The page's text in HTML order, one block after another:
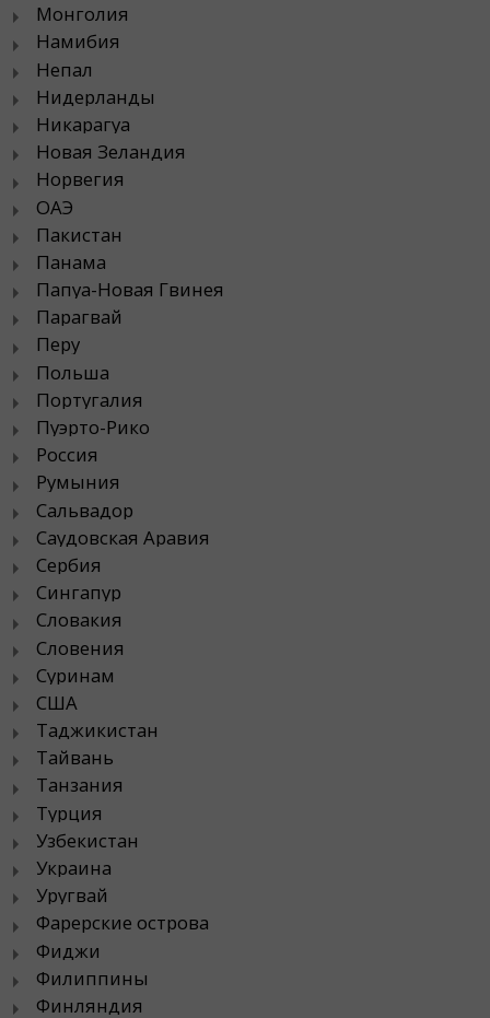
Монголия
Намибия
Непал
Нидерланды
Никарагуа
Новая Зеландия
Норвегия
ОАЭ
Пакистан
Панама
Папуа-Новая Гвинея
Парагвай
Перу
Польша
Португалия
Пуэрто-Рико
Россия
Румыния
Сальвадор
Саудовская Аравия
Сербия
Сингапур
Словакия
Словения
Суринам
США
Таджикистан
Тайвань
Танзания
Турция
Узбекистан
Украина
Уругвай
Фарерские острова
Фиджи
Филиппины
Финляндия